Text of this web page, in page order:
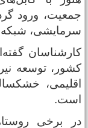
ورود
شبکه
توسعه
برخی